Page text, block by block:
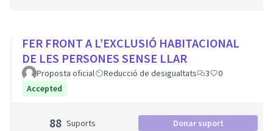
FER FRONT A L’EXCLUSIÓ HABITACIONAL
DE LES PERSONES SENSE LLAR
Proposta oficial Reducció de desigualtats 3
0
Accepted
88 Suports Donar suport